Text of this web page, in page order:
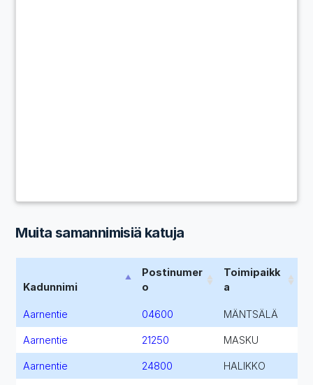
Muita samannimisiä katuja
Kadunnimi
Postinumer
o
Toimipaikk
a
Aarnentie 04600 MÄNTSÄLÄ
Aarnentie 21250 MASKU
Aarnentie 24800 HALIKKO